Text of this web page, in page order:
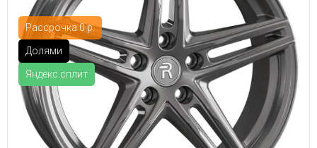
Рассрочка 0 р.
Долями
Яндекс.сплит